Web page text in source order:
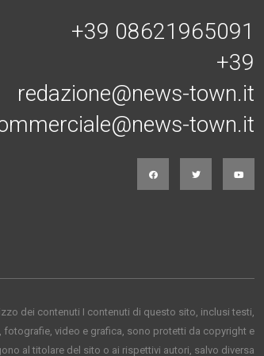
+39 08621965091
+39
redazione@news-town.it
town.it
dei contenuti I contenuti di questo sito, inclusi testi,
fotografie, video e grafica, sono protetti da copyright e
al titolare del sito o ai rispettivi autori, salvo diversa